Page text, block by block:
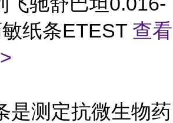
纸条ETEST 查看
是测定抗微生物药